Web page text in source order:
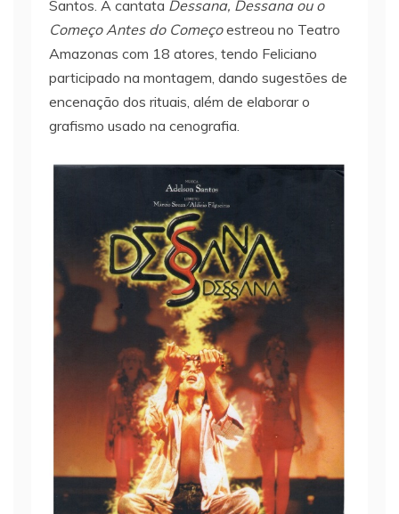
Santos. A cantata Dessana, Dessana ou o
Começo Antes do Começoestreou no Teatro
Amazonas com 18 atores, tendo Feliciano
participado na montagem, dando sugestões de
encenação dos rituais, além de elaborar o
grafismo usado na cenografia.